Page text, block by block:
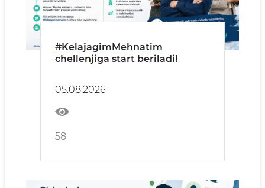
#KelajagimMehnatim
chellenjiga start beriladi!
05.08.2026
58